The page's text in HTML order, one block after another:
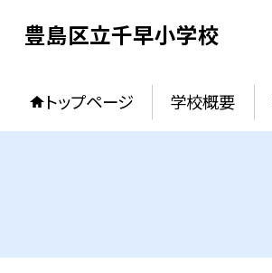
豊島区立千早小学校
トップページ 学校概要